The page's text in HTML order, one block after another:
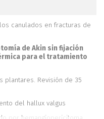
canulados en fracturas de
de Akin sin fijación
para el tratamiento
plantares. Revisión de 35
del hallux valgus